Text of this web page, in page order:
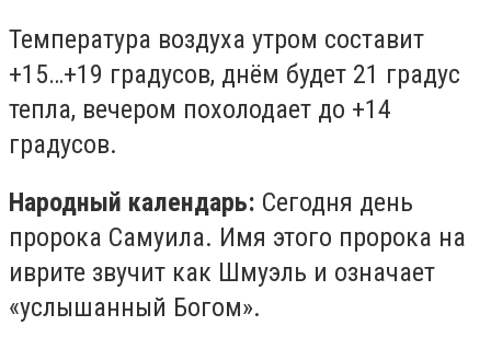
Температура воздуха утром составит
+15…+19 градусов, днём будет 21 градус
тепла, вечером похолодает до +14
градусов.
Народный календарь: Сегодня день
пророка Самуила. Имя этого пророка на
иврите звучит как Шмуэль и означает
«услышанный Богом».